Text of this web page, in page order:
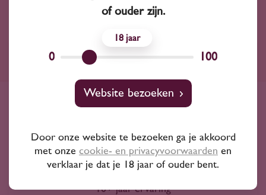
Ruim assortiment
4000+ wijnen in ons assortiment
Wij kunnen je altijd adviseren
Wijnprofessionals
10+ jaar ervaring
of ouder zijn.
0
18
100
Website bezoeken
Door onze website te bezoeken ga je akkoord
met onze cookie- en privacyvoorwaarden en
verklaar je dat je 18 jaar of ouder bent.